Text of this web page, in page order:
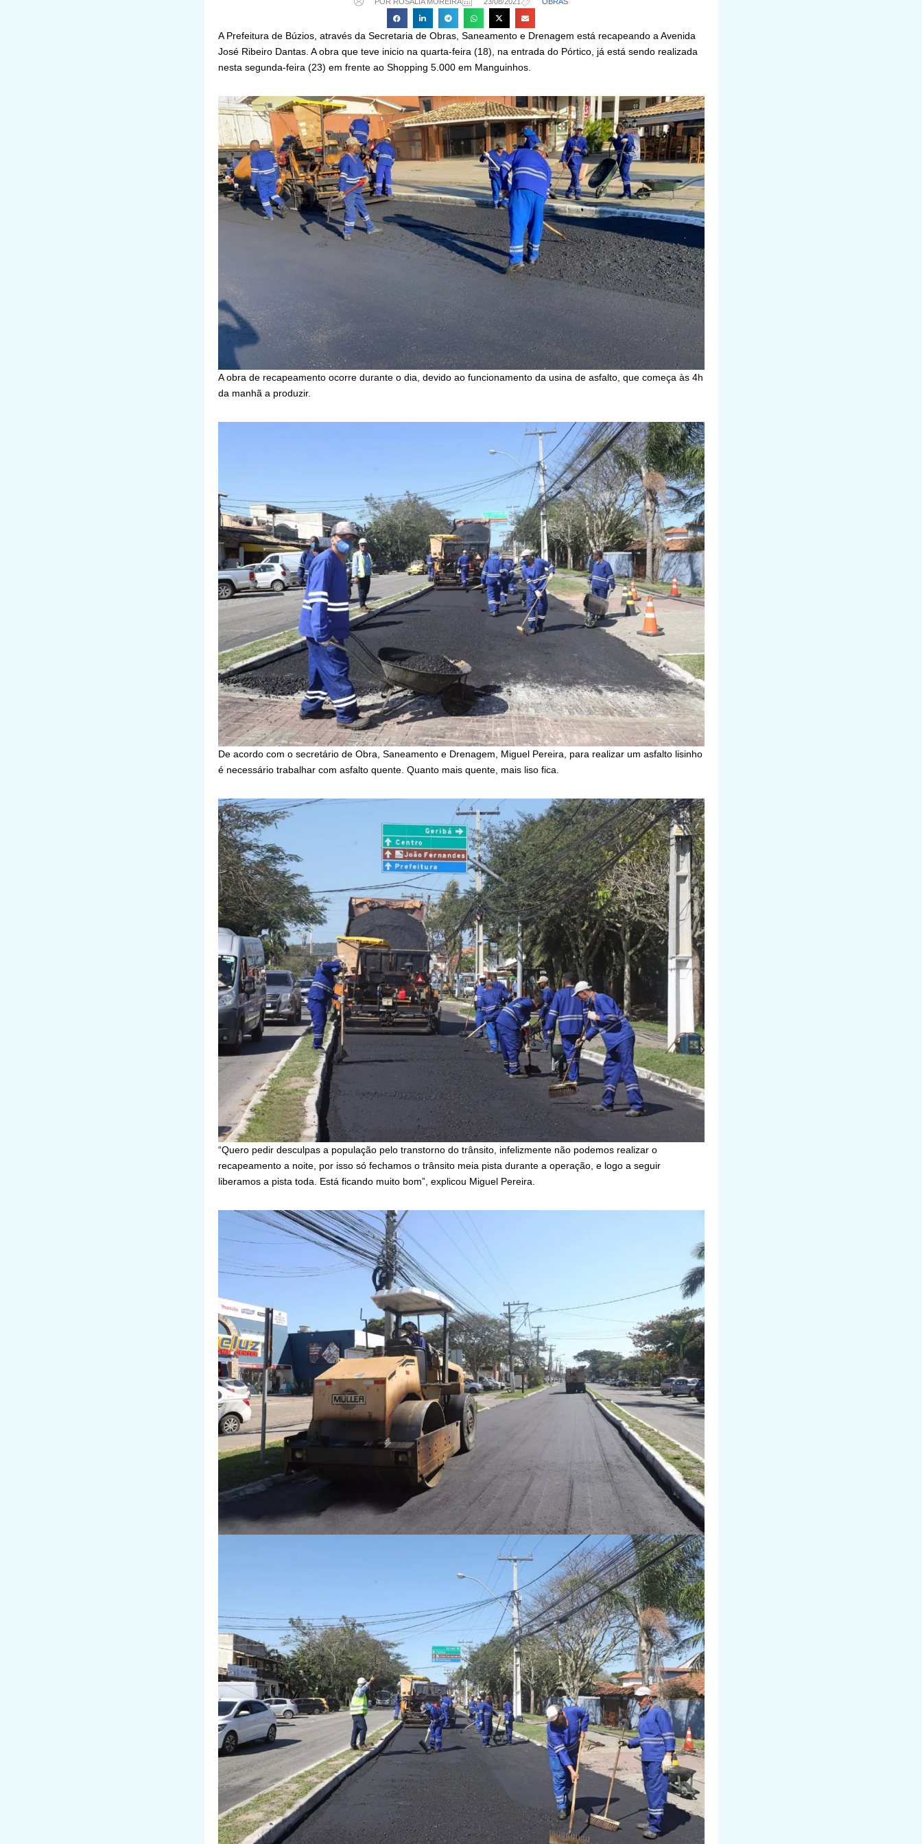
A Prefeitura de Búzios, através da Secretaria de Obras, Saneamento e Drenagem está recapeando a Avenida
José Ribeiro Dantas. A obra que teve inicio na quarta-feira (18), na entrada do Pórtico, já está sendo realizada
nesta segunda-feira (23) em frente ao Shopping 5.000 em Manguinhos.
A obra de recapeamento ocorre durante o dia, devido ao funcionamento da usina de asfalto, que começa às 4h
da manhã a produzir.
De acordo com o secretário de Obra, Saneamento e Drenagem, Miguel Pereira, para realizar um asfalto lisinho
é necessário trabalhar com asfalto quente. Quanto mais quente, mais liso fica.
“Quero pedir desculpas a população pelo transtorno do trânsito, infelizmente não podemos realizar o
recapeamento a noite, por isso só fechamos o trânsito meia pista durante a operação, e logo a seguir
liberamos a pista toda. Está ficando muito bom”, explicou Miguel Pereira.